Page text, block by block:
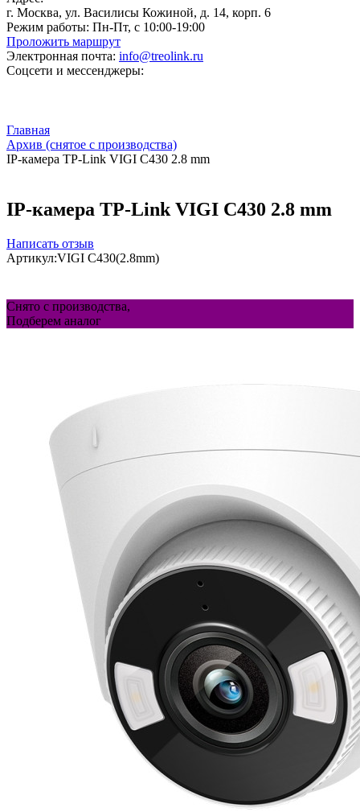
г. Москва, ул. Василисы Кожиной, д. 14, корп. 6
Режим работы: Пн-Пт, с 10:00-19:00
Проложить маршрут
Электронная почта: info@treolink.ru
Соцсети и мессенджеры:
Главная
Архив (снятое с производства)
IP-камера TP-Link VIGI C430 2.8 mm
IP-камера TP-Link VIGI C430 2.8 mm
Написать отзыв
Артикул:VIGI C430(2.8mm)
Снято с производства,
Подберем аналог